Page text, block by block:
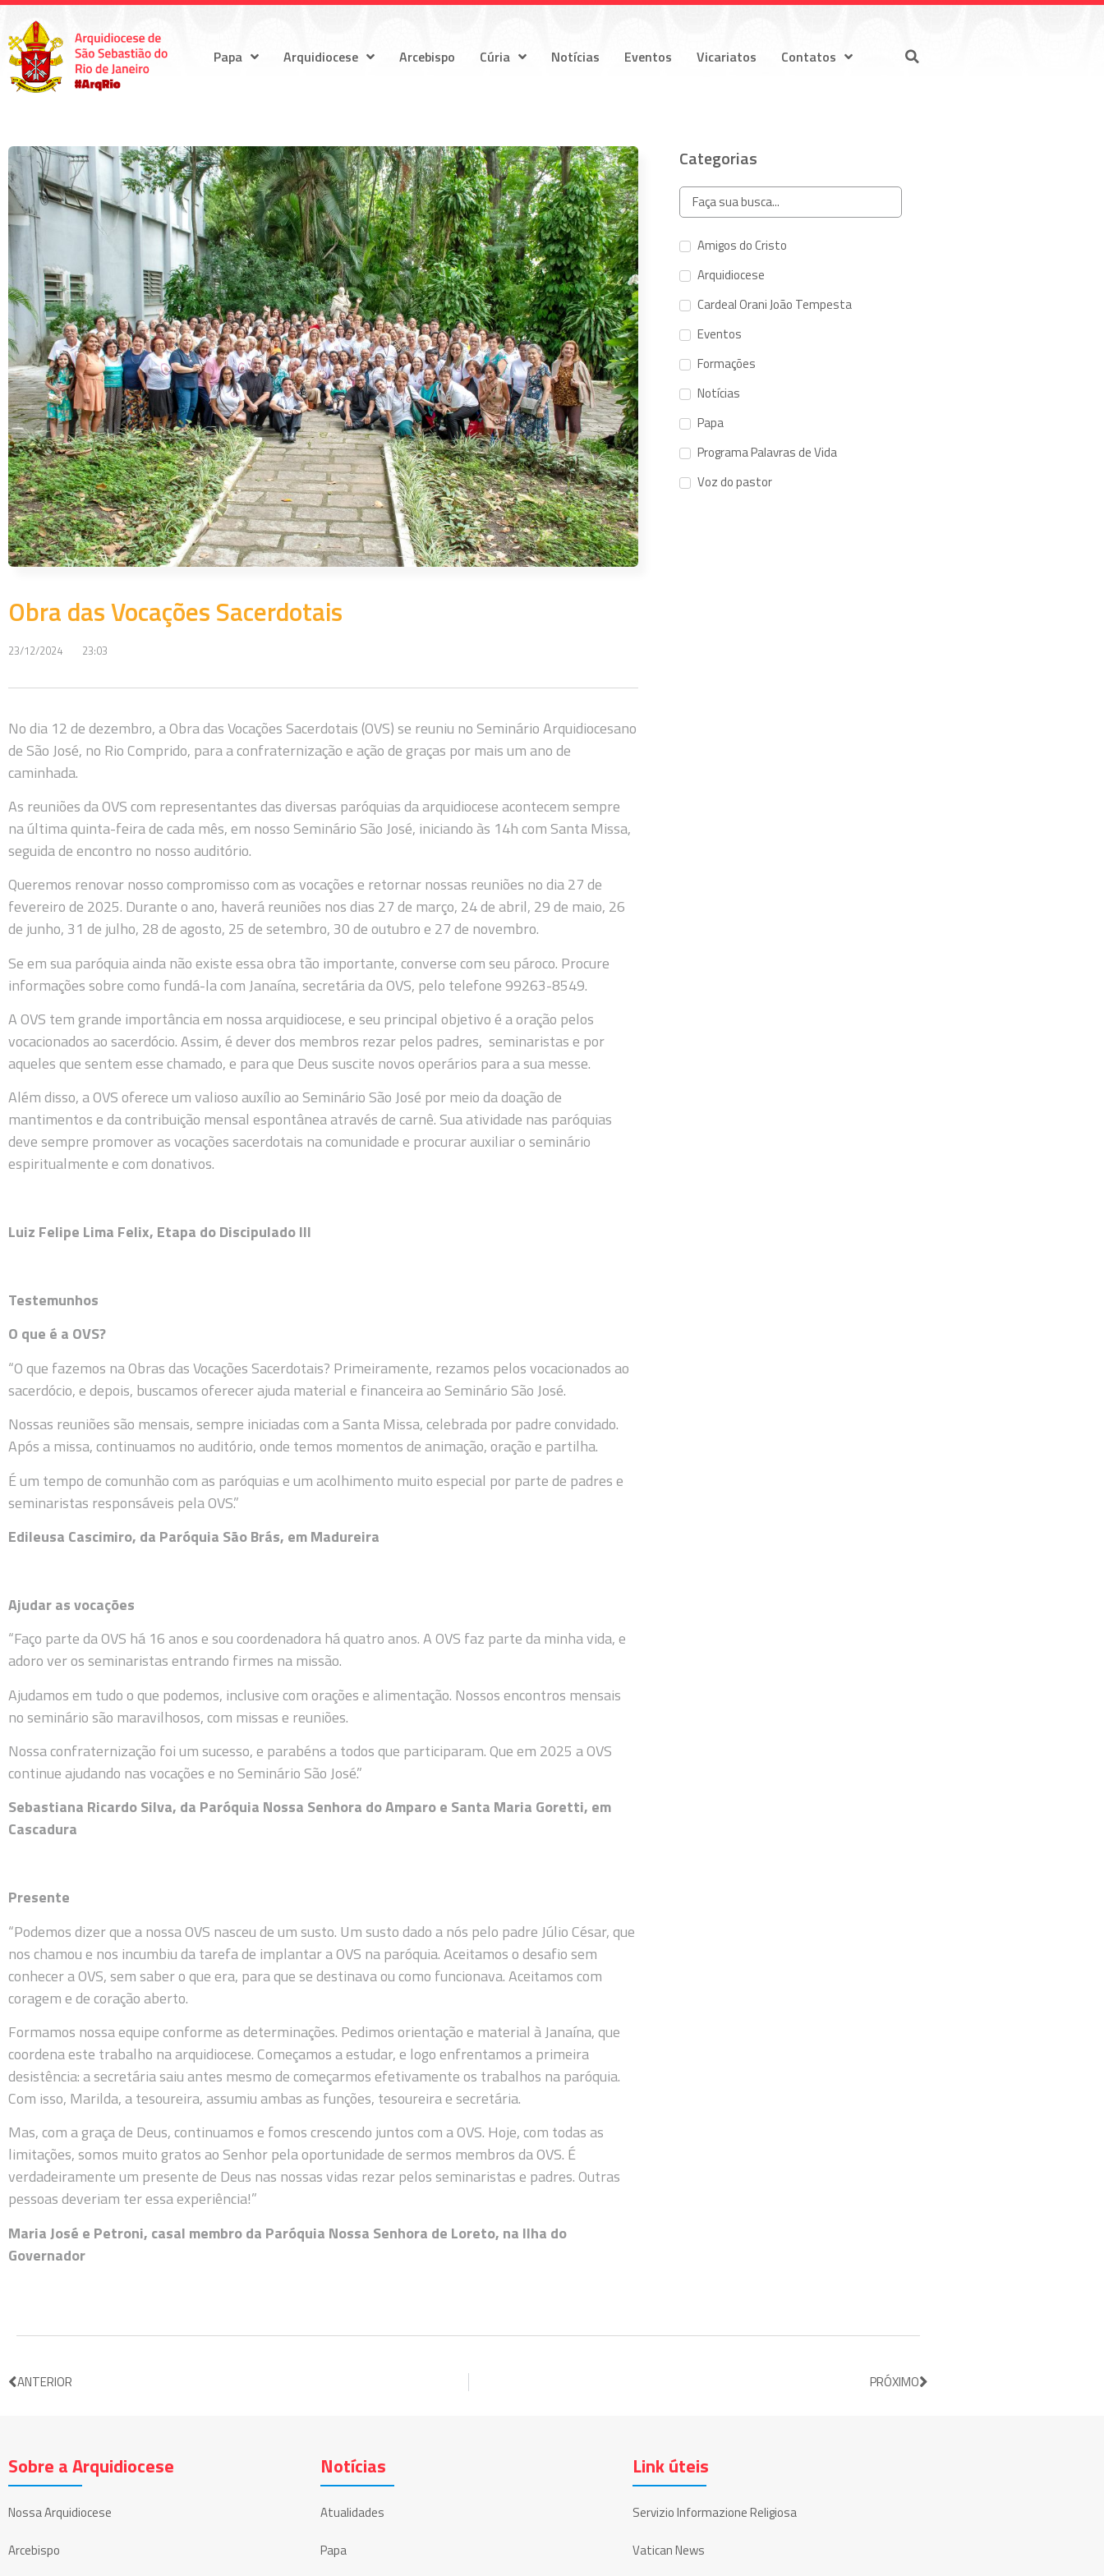
Papa Arquidiocese Arcebispo Cúria Notícias Eventos Vicariatos Contatos
Obra das Vocações Sacerdotais
23/12/2024 23:03
No dia 12 de dezembro, a Obra das Vocações Sacerdotais (OVS) se reuniu no Seminário Arquidiocesano
de São José, no Rio Comprido, para a confraternização e ação de graças por mais um ano de
caminhada.
As reuniões da OVS com representantes das diversas paróquias da arquidiocese acontecem sempre
na última quinta-feira de cada mês, em nosso Seminário São José, iniciando às 14h com Santa Missa,
seguida de encontro no nosso auditório.
Queremos renovar nosso compromisso com as vocações e retornar nossas reuniões no dia 27 de
fevereiro de 2025. Durante o ano, haverá reuniões nos dias 27 de março, 24 de abril, 29 de maio, 26
de junho, 31 de julho, 28 de agosto, 25 de setembro, 30 de outubro e 27 de novembro.
Se em sua paróquia ainda não existe essa obra tão importante, converse com seu pároco. Procure
informações sobre como fundá-la com Janaína, secretária da OVS, pelo telefone 99263-8549.
A OVS tem grande importância em nossa arquidiocese, e seu principal objetivo é a oração pelos
vocacionados ao sacerdócio. Assim, é dever dos membros rezar pelos padres, seminaristas e por
aqueles que sentem esse chamado, e para que Deus suscite novos operários para a sua messe.
Além disso, a OVS oferece um valioso auxílio ao Seminário São José por meio da doação de
mantimentos e da contribuição mensal espontânea através de carnê. Sua atividade nas paróquias
deve sempre promover as vocações sacerdotais na comunidade e procurar auxiliar o seminário
espiritualmente e com donativos.
Luiz Felipe Lima Felix, Etapa do Discipulado III
Testemunhos
O que é a OVS?
“O que fazemos na Obras das Vocações Sacerdotais? Primeiramente, rezamos pelos vocacionados ao
sacerdócio, e depois, buscamos oferecer ajuda material e financeira ao Seminário São José.
Nossas reuniões são mensais, sempre iniciadas com a Santa Missa, celebrada por padre convidado.
Após a missa, continuamos no auditório, onde temos momentos de animação, oração e partilha.
É um tempo de comunhão com as paróquias e um acolhimento muito especial por parte de padres e
seminaristas responsáveis pela OVS.”
Edileusa Cascimiro, da Paróquia São Brás, em Madureira
Ajudar as vocações
“Faço parte da OVS há 16 anos e sou coordenadora há quatro anos. A OVS faz parte da minha vida, e
adoro ver os seminaristas entrando firmes na missão.
Ajudamos em tudo o que podemos, inclusive com orações e alimentação. Nossos encontros mensais
no seminário são maravilhosos, com missas e reuniões.
Nossa confraternização foi um sucesso, e parabéns a todos que participaram. Que em 2025 a OVS
continue ajudando nas vocações e no Seminário São José.”
Sebastiana Ricardo Silva, da Paróquia Nossa Senhora do Amparo e Santa Maria Goretti, em
Cascadura
Presente
“Podemos dizer que a nossa OVS nasceu de um susto. Um susto dado a nós pelo padre Júlio César, que
nos chamou e nos incumbiu da tarefa de implantar a OVS na paróquia. Aceitamos o desafio sem
conhecer a OVS, sem saber o que era, para que se destinava ou como funcionava. Aceitamos com
coragem e de coração aberto.
Formamos nossa equipe conforme as determinações. Pedimos orientação e material à Janaína, que
coordena este trabalho na arquidiocese. Começamos a estudar, e logo enfrentamos a primeira
desistência: a secretária saiu antes mesmo de começarmos efetivamente os trabalhos na paróquia.
Com isso, Marilda, a tesoureira, assumiu ambas as funções, tesoureira e secretária.
Mas, com a graça de Deus, continuamos e fomos crescendo juntos com a OVS. Hoje, com todas as
limitações, somos muito gratos ao Senhor pela oportunidade de sermos membros da OVS. É
verdadeiramente um presente de Deus nas nossas vidas rezar pelos seminaristas e padres. Outras
pessoas deveriam ter essa experiência!”
Maria José e Petroni, casal membro da Paróquia Nossa Senhora de Loreto, na Ilha do
Governador
Categorias
Amigos do Cristo
Arquidiocese
Cardeal Orani João Tempesta
Eventos
Formações
Notícias
Papa
Programa Palavras de Vida
Voz do pastor
ANTERIOR PRÓXIMO
Sobre a Arquidiocese
Nossa Arquidiocese
Arcebispo
Notícias
Atualidades
Papa
Link úteis
Servizio Informazione Religiosa
Vatican News